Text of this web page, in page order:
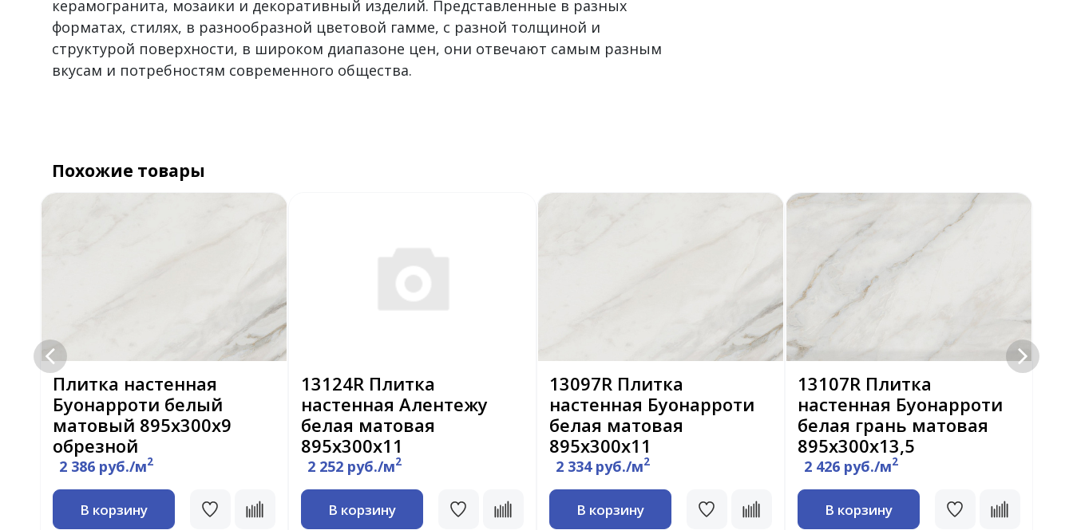
керамогранита, мозаики и декоративный изделий. Представленные в разных
форматах, стилях, в разнообразной цветовой гамме, с разной толщиной и
структурой поверхности, в широком диапазоне цен, они отвечают самым разным
вкусам и потребностям современного общества.
Похожие товары
Плитка настенная
Буонарроти белый
матовый 895х300х9
обрезной
2 386 руб./м2
В корзину
13124R Плитка
настенная Алентежу
белая матовая
895х300х11
2 252 руб./м2
В корзину
13097R Плитка
настенная Буонарроти
белая матовая
895х300х11
2 334 руб./м2
В корзину
13107R Плитка
настенная Буонарроти
белая грань матовая
895х300х13,5
2 426 руб./м2
В корзину